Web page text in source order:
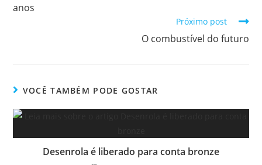
anos
Próximo post
O combustível do futuro
VOCÊ TAMBÉM PODE GOSTAR
Desenrola é liberado para conta bronze